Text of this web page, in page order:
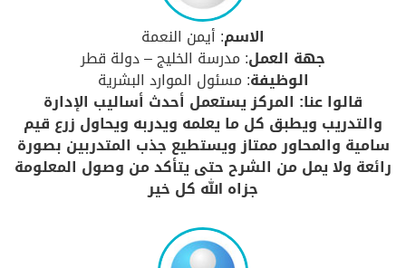
الاسم: أيمن النعمة
جهة العمل: مدرسة الخليج – دولة قطر
الوظيفة: مسئول الموارد البشرية
قالوا عنا: المركز يستعمل أحدث أساليب الإدارة
والتدريب ويطبق كل ما يعلمه ويدربه ويحاول زرع قيم
سامية والمحاور ممتاز ويستطيع جذب المتدربين بصورة
رائعة ولا يمل من الشرح حتى يتأكد من وصول المعلومة
جزاه الله كل خير